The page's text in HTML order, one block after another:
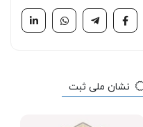
نشان ملی ثبت